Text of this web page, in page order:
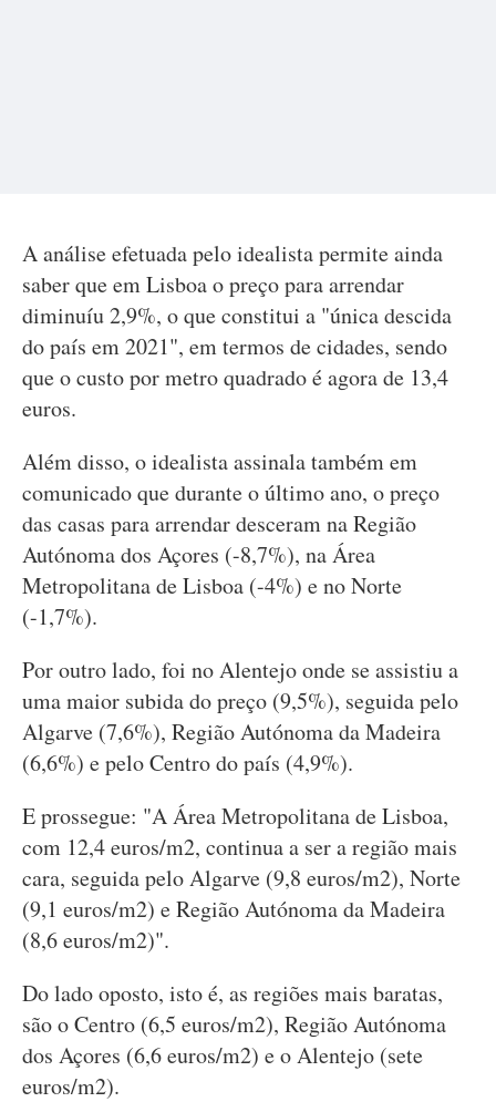
A análise efetuada pelo idealista permite ainda
saber que em Lisboa o preço para arrendar
diminuíu 2,9%, o que constitui a "única descida
do país em 2021", em termos de cidades, sendo
que o custo por metro quadrado é agora de 13,4
euros.
Além disso, o idealista assinala também em
comunicado que durante o último ano, o preço
das casas para arrendar desceram na Região
Autónoma dos Açores (-8,7%), na Área
Metropolitana de Lisboa (-4%) e no Norte
(-1,7%).
Por outro lado, foi no Alentejo onde se assistiu a
uma maior subida do preço (9,5%), seguida pelo
Algarve (7,6%), Região Autónoma da Madeira
(6,6%) e pelo Centro do país (4,9%).
E prossegue: "A Área Metropolitana de Lisboa,
com 12,4 euros/m2, continua a ser a região mais
cara, seguida pelo Algarve (9,8 euros/m2), Norte
(9,1 euros/m2) e Região Autónoma da Madeira
(8,6 euros/m2)".
Do lado oposto, isto é, as regiões mais baratas,
são o Centro (6,5 euros/m2), Região Autónoma
dos Açores (6,6 euros/m2) e o Alentejo (sete
euros/m2).